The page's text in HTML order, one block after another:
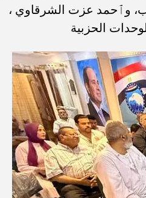
وٱحمد عزت الشرقاوي ،
الحزبية